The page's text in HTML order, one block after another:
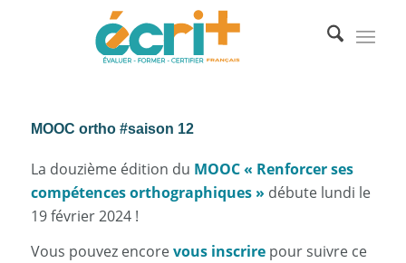
MOOC ortho #saison 12
La douzième édition du MOOC « Renforcer ses
compétences orthographiques » débute lundi le
19 février 2024 !
Vous pouvez encorevous inscrirepour suivre ce